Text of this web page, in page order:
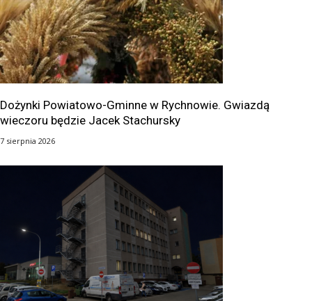
Dożynki Powiatowo-Gminne w Rychnowie. Gwiazdą
wieczoru będzie Jacek Stachursky
7 sierpnia 2026